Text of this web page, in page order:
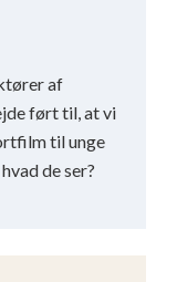
af
ført til, at vi
til unge
de ser?